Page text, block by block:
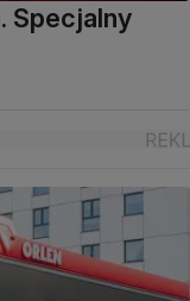
Specjalny